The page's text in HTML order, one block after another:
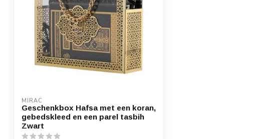
MIRAC
Geschenkbox Hafsa met een koran,
gebedskleed en een parel tasbih
Zwart